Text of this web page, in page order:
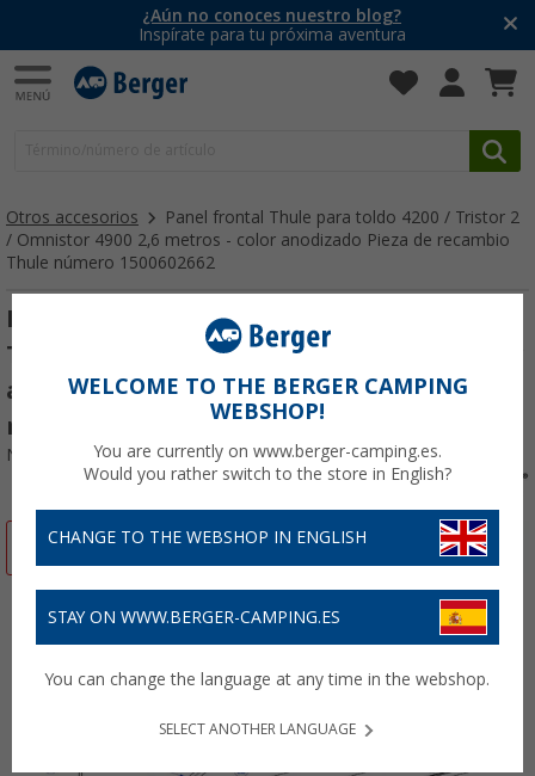
¿Aún no conoces nuestro blog?
Inspírate para tu próxima aventura
Otros accesorios
Panel frontal Thule para toldo 4200 / Tristor 2
/ Omnistor 4900 2,6 metros - color anodizado Pieza de recambio
Thule número 1500602662
Panel frontal Thule para toldo 4200 /
Tristor 2 / Omnistor 4900 2,6 metros - color
anodizado Pieza de recambio Thule
número 1500602662
Nº de artículo 875387
-5%
WELCOME TO THE BERGER CAMPING
WEBSHOP!
You are currently on www.berger-camping.es.
Would you rather switch to the store in English?
CHANGE TO THE WEBSHOP IN ENGLISH
STAY ON WWW.BERGER-CAMPING.ES
You can change the language at any time in the webshop.
SELECT ANOTHER LANGUAGE